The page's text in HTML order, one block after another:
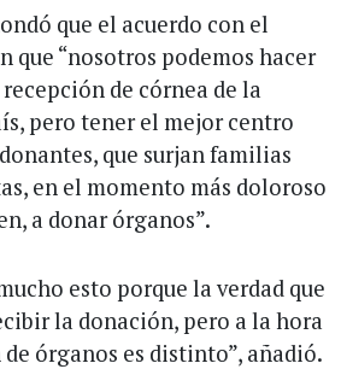
que el acuerdo con el
que “nosotros podemos hacer
de córnea de la
pero tener el mejor centro
que surjan familias
en el momento más doloroso
a donar órganos”.
esto porque la verdad que
la donación, pero a la hora
órganos es distinto”, añadió.